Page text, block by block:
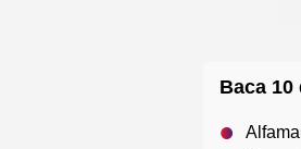
Baca 10